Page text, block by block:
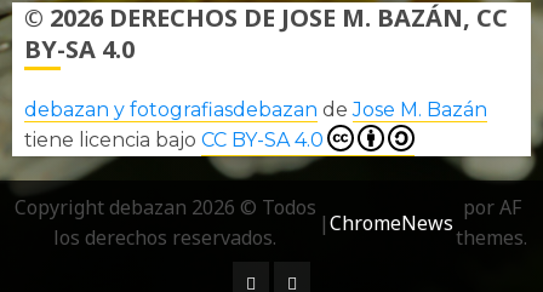
© 2026 DERECHOS DE JOSE M. BAZÁN, CC
BY-SA 4.0
debazan y fotografiasdebazan deJose M. Bazán
tiene licencia bajo CC BY-SA 4.0
Copyright debazan 2026 © Todos
los derechos reservados.
|ChromeNews
por AF
themes.
¿ Quién soy…?
Más información sobre las